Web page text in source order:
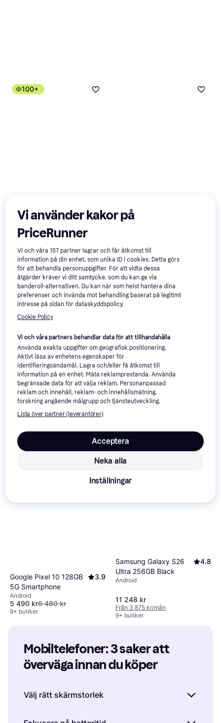
100+
Apple iPhone 17 Pro,
256GB Deep Blue
3.9
iOS
12 974 kr
5G 128GB Awesome
Android
9+ butiker
50+
Apple iPhone 17 Pro
Max, 256GB Cosmic
Orange
3.9
iOS
9+ butiker
100+
Apple iPhone 16, 128GB
Black
9+ butiker
Google Pixel 10 128GB
5G Smartphone
3.9
Android
5 490 kr6 480 kr
9+ butiker
Samsung Galaxy S26
Ultra 256GB Black
4.8
Android
11 248 kr
Från 3 875 kr/mån
9+ butiker
Mobiltelefoner: 3 saker att
överväga innan du köper
Välj rätt skärmstorlek
När du köper mobiltelefoner är
Vi använder kakor på
PriceRunner
Vi och våra157 partner lagrar och får åtkomst till
information på din enhet, som unika ID i cookies. Detta görs
för att behandla personuppgifter. För att vidta dessa
åtgärder kräver vi ditt samtycke, som du kan ge via
banderoll-alternativen. Du kan när som helst hantera dina
preferenser och invända mot behandling baserat på legitimt
intresse på sidan för dataskyddspolicy.
Cookie Policy
Vi och våra partners behandlar data för att tillhandahålla
Använda exakta uppgifter om geografisk positionering.
Aktivt läsa av enhetens egenskaper för
identifieringsändamål. Lagra och/eller få åtkomst till
information på en enhet. Mäta reklamprestanda. Använda
begränsade data för att välja reklam. Personanpassad
reklam och innehåll, reklam- och innehållsmätning,
forskning angående målgrupp och tjänsteutveckling.
Lista över partner (leverantörer)
Neka alla
Acceptera
Inställningar